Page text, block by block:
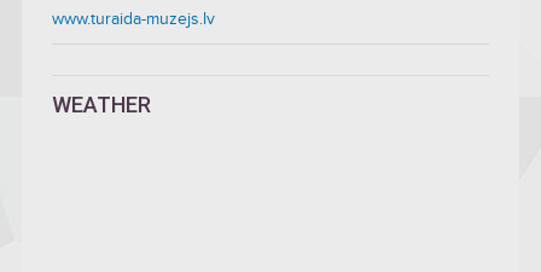
www.turaida-muzejs.lv
WEATHER